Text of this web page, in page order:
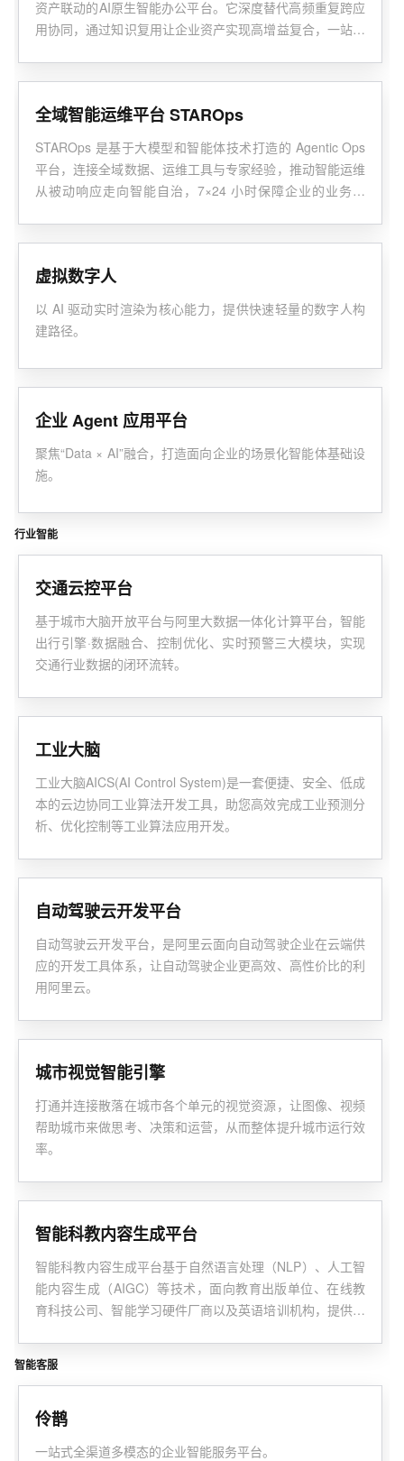
资产联动的AI原生智能办公平台。它深度替代高频重复跨应
用协同，通过知识复用让企业资产实现高增益复合，一站式
全域智能运维平台 STAROps
STAROps 是基于大模型和智能体技术打造的 Agentic Ops
平台，连接全域数据、运维工具与专家经验，推动智能运维
从被动响应走向智能自治，7×24 小时保障企业的业务连
虚拟数字人
以 AI 驱动实时渲染为核心能力，提供快速轻量的数字人构
建路径。
企业 Agent 应用平台
聚焦“Data × AI”融合，打造面向企业的场景化智能体基础设
施。
行业智能
交通云控平台
基于城市大脑开放平台与阿里大数据一体化计算平台，智能
出行引擎·数据融合、控制优化、实时预警三大模块，实现
交通行业数据的闭环流转。
工业大脑
工业大脑AICS(AI Control System)是一套便捷、安全、低成
本的云边协同工业算法开发工具，助您高效完成工业预测分
析、优化控制等工业算法应用开发。
自动驾驶云开发平台
自动驾驶云开发平台，是阿里云面向自动驾驶企业在云端供
应的开发工具体系，让自动驾驶企业更高效、高性价比的利
用阿里云。
城市视觉智能引擎
打通并连接散落在城市各个单元的视觉资源，让图像、视频
帮助城市来做思考、决策和运营，从而整体提升城市运行效
率。
智能科教内容生成平台
智能科教内容生成平台基于自然语言处理（NLP）、人工智
能内容生成（AIGC）等技术，面向教育出版单位、在线教
育科技公司、智能学习硬件厂商以及英语培训机构，提供从
智能客服
伶鹊
一站式全渠道多模态的企业智能服务平台。